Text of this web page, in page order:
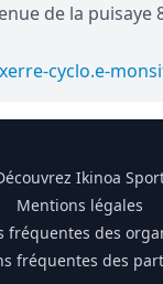
de la puisaye
cyclo.e-
Ikinoa
Mentions légales
fréquentes des
fréquentes des